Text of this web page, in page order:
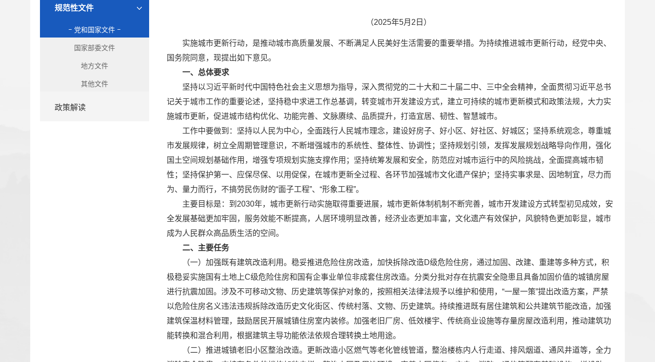
规范性文件
党和国家文件
国家部委文件
地方文件
其他文件
政策解读
（2025年5月2日）
实施城市更新行动，是推动城市高质量发展、不断满足人民美好生活需要的重要举措。为持续推进城市更新行动，经党中央、
国务院同意，现提出如下意见。
一、总体要求
坚持以习近平新时代中国特色社会主义思想为指导，深入贯彻党的二十大和二十届二中、三中全会精神，全面贯彻习近平总书
记关于城市工作的重要论述，坚持稳中求进工作总基调，转变城市开发建设方式，建立可持续的城市更新模式和政策法规，大力实
施城市更新，促进城市结构优化、功能完善、文脉赓续、品质提升，打造宜居、韧性、智慧城市。
工作中要做到：坚持以人民为中心，全面践行人民城市理念，建设好房子、好小区、好社区、好城区；坚持系统观念，尊重城
市发展规律，树立全周期管理意识，不断增强城市的系统性、整体性、协调性；坚持规划引领，发挥发展规划战略导向作用，强化
国土空间规划基础作用，增强专项规划实施支撑作用；坚持统筹发展和安全，防范应对城市运行中的风险挑战，全面提高城市韧
性；坚持保护第一、应保尽保、以用促保，在城市更新全过程、各环节加强城市文化遗产保护；坚持实事求是、因地制宜，尽力而
为、量力而行，不搞劳民伤财的“面子工程”、“形象工程”。
主要目标是：到2030年，城市更新行动实施取得重要进展，城市更新体制机制不断完善，城市开发建设方式转型初见成效，安
全发展基础更加牢固，服务效能不断提高，人居环境明显改善，经济业态更加丰富，文化遗产有效保护，风貌特色更加彰显，城市
成为人民群众高品质生活的空间。
二、主要任务
（一）加强既有建筑改造利用。稳妥推进危险住房改造，加快拆除改造D级危险住房，通过加固、改建、重建等多种方式，积
极稳妥实施国有土地上C级危险住房和国有企事业单位非成套住房改造。分类分批对存在抗震安全隐患且具备加固价值的城镇房屋
进行抗震加固。涉及不可移动文物、历史建筑等保护对象的，按照相关法律法规予以维护和使用，“一屋一策”提出改造方案，严禁
以危险住房名义违法违规拆除改造历史文化街区、传统村落、文物、历史建筑。持续推进既有居住建筑和公共建筑节能改造，加强
建筑保温材料管理，鼓励居民开展城镇住房室内装修。加强老旧厂房、低效楼宇、传统商业设施等存量房屋改造利用，推动建筑功
能转换和混合利用，根据建筑主导功能依法依规合理转换土地用途。
（二）推进城镇老旧小区整治改造。更新改造小区燃气等老化管线管道，整治楼栋内人行走道、排风烟道、通风井道等，全力